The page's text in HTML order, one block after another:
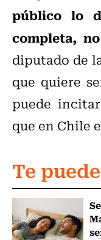
público lo
completa,
diputado de
que quiere
puede
que en Chile
Te